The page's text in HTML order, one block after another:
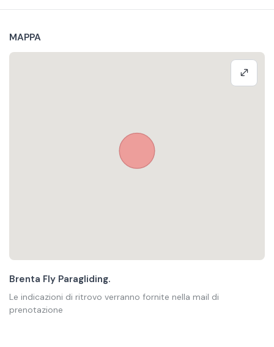
MAPPA
Brenta Fly Paragliding.
Le indicazioni di ritrovo verranno fornite nella mail di
prenotazione